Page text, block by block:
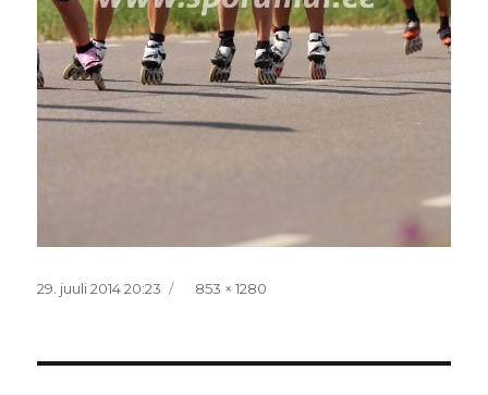
Postitatud
29. juuli 2014 20:23 Täissuurus
853 × 1280